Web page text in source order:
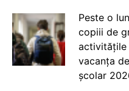
Peste o
copiii de
activitățile
vacanța
școlar